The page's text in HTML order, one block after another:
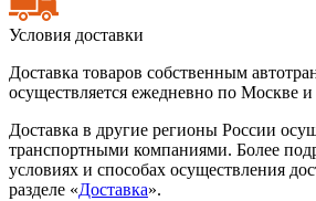
Условия доставки
Доставка товаров собственным
осуществляется ежедневно по Москве
Доставка в другие регионы России
транспортными компаниями. Более
условиях и способах осуществления
разделе «Доставка».